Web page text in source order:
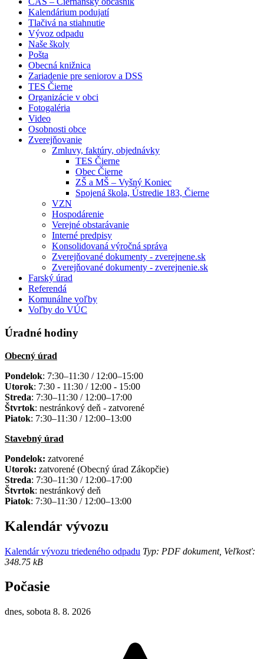
Kalendárium podujatí
Tlačivá na stiahnutie
Vývoz odpadu
Naše školy
Pošta
Obecná knižnica
Zariadenie pre seniorov a DSS
TES Čierne
Organizácie v obci
Fotogaléria
Video
Osobnosti obce
Zverejňovanie
Zmluvy, faktúry, objednávky
TES Čierne
Obec Čierne
ZŠ a MŠ – Vyšný Koniec
Spojená škola, Ústredie 183, Čierne
VZN
Hospodárenie
Verejné obstarávanie
Interné predpisy
Konsolidovaná výročná správa
Zverejňované dokumenty - zverejnene.sk
Zverejňované dokumenty - zverejnenie.sk
Farský úrad
Referendá
Komunálne voľby
Voľby do VÚC
Úradné hodiny
Obecný úrad
Pondelok: 7:30–11:30 / 12:00–15:00
Utorok: 7:30 - 11:30 / 12:00 - 15:00
Streda: 7:30–11:30 / 12:00–17:00
Štvrtok: nestránkový deň - zatvorené
Piatok: 7:30–11:30 / 12:00–13:00
Stavebný úrad
Pondelok: zatvorené
Utorok: zatvorené (Obecný úrad Zákopčie)
Streda: 7:30–11:30 / 12:00–17:00
Štvrtok: nestránkový deň
Piatok: 7:30–11:30 / 12:00–13:00
Kalendár vývozu
Kalendár vývozu triedeného odpadu Typ: PDF dokument, Veľkosť:
348.75 kB
Počasie
dnes, sobota 8. 8. 2026